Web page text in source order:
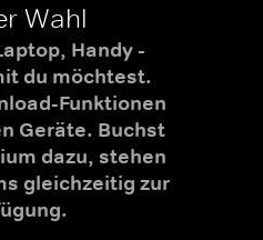
Wahl
Handy -
du möchtest.
Funktionen
Geräte. Buchst
dazu, stehen
gleichzeitig zur